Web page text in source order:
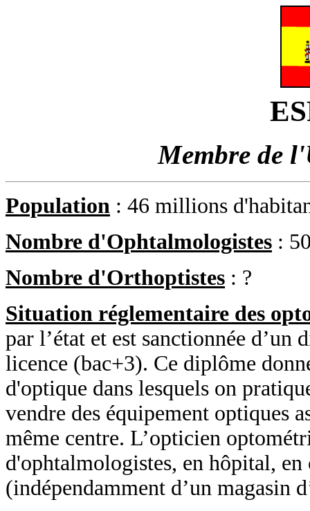
Membre de
Population : 46 millions
Nombre d'Ophtalmologistes :
Nombre d'Orthoptistes : ?
Situation réglementaire des
par l’état et est sanctionnée
licence (bac+3). Ce diplôme
d'optique dans lesquels on
vendre des équipement optiques
même centre. L’opticien
d'ophtalmologistes, en hôpital,
(indépendamment d’un magasin